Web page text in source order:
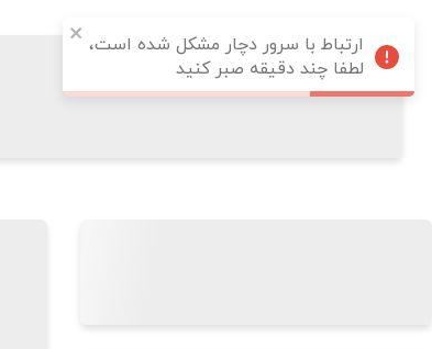
ارتباط با سرور دچار مشکل شده است،
لطفا چند دقیقه صبر کنید